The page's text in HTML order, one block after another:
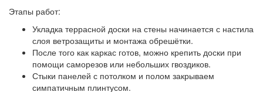
Этапы работ:
Укладка террасной доски на стены начинается с настила
слоя ветрозащиты и монтажа обрешётки.
После того как каркас готов, можно крепить доски при
помощи саморезов или небольших гвоздиков.
Стыки панелей с потолком и полом закрываем
симпатичным плинтусом.